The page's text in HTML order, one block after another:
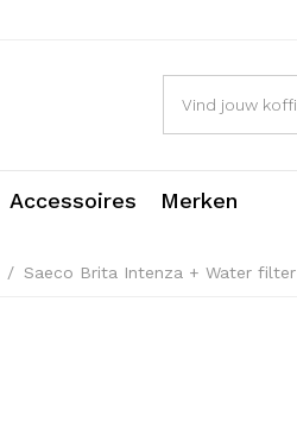
Accessoires Merken
/ Saeco Brita Intenza + Water filter